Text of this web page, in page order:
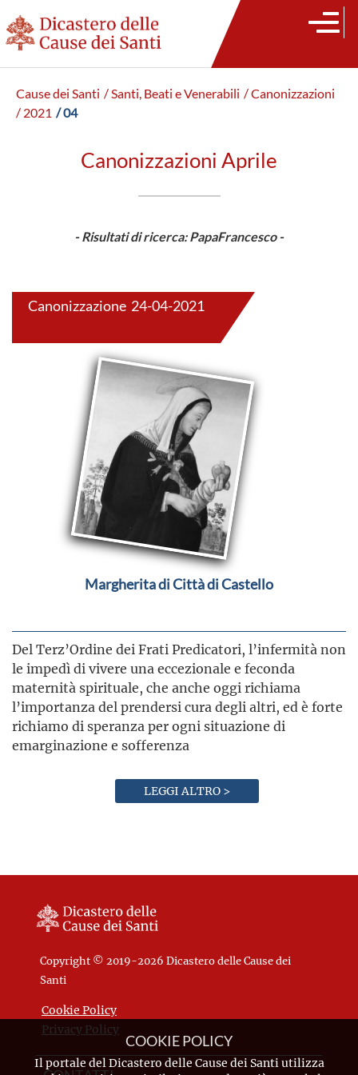
Cause dei Santi / Santi, Beati e Venerabili / Canonizzazioni
/ 2021 / 04
Canonizzazioni Aprile
- Risultati di ricerca: PapaFrancesco -
Canonizzazione 24-04-2021
Margherita di Città di Castello
Del Terz’Ordine dei Frati Predicatori, l’infermità non
le impedì di vivere una eccezionale e feconda
maternità spirituale, che anche oggi richiama
l’importanza del prendersi cura degli altri, ed è forte
richiamo di speranza per ogni situazione di
emarginazione e sofferenza
LEGGI ALTRO >
Copyright © 2019-2026 Dicastero delle Cause dei
Santi
Cookie Policy
Privacy Policy
COOKIE POLICY
Il portale del Dicastero delle Cause dei Santi utilizza